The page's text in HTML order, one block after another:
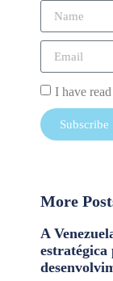
I have
Subscribe
More
A